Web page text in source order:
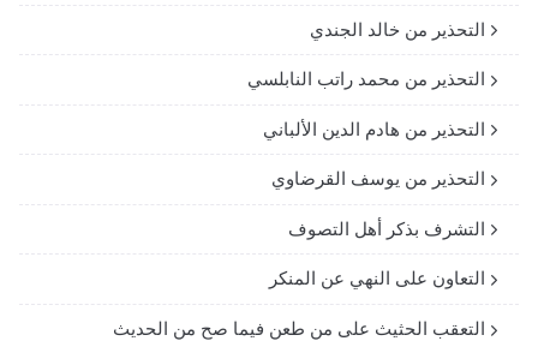
التحذير من خالد الجندي
التحذير من محمد راتب النابلسي
التحذير من هادم الدين الألباني
التحذير من يوسف القرضاوي
التشرف بذكر أهل التصوف
التعاون على النهي عن المنكر
التعقب الحثيث على من طعن فيما صح من الحديث